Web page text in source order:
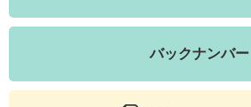
バックナンバー